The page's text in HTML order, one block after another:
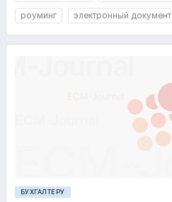
роуминг
электронный документ
БУХГАЛТЕРУ